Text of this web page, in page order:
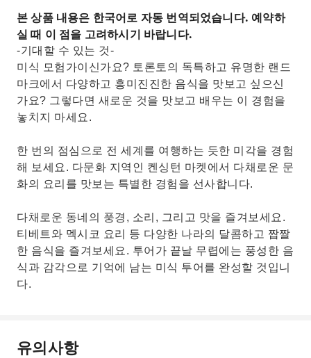
본 상품 내용은 한국어로 자동 번역되었습니다. 예약하
실 때 이 점을 고려하시기 바랍니다.
-기대할 수 있는 것-
미식 모험가이신가요? 토론토의 독특하고 유명한 랜드
마크에서 다양하고 흥미진진한 음식을 맛보고 싶으신
가요? 그렇다면 새로운 것을 맛보고 배우는 이 경험을
놓치지 마세요.
한 번의 점심으로 전 세계를 여행하는 듯한 미각을 경험
해 보세요. 다문화 지역인 켄싱턴 마켓에서 다채로운 문
화의 요리를 맛보는 특별한 경험을 선사합니다.
다채로운 동네의 풍경, 소리, 그리고 맛을 즐겨보세요.
티베트와 멕시코 요리 등 다양한 나라의 달콤하고 짭짤
한 음식을 즐겨보세요. 투어가 끝날 무렵에는 풍성한 음
식과 감각으로 기억에 남는 미식 투어를 완성할 것입니
다.
유의사항